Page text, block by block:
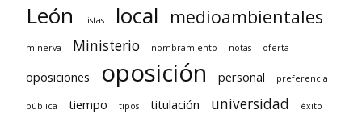
León listas local medioambientales
minerva Ministerio nombramiento notas oferta
oposiciones oposición personal preferencia
pública tiempo tipos titulación universidad éxito